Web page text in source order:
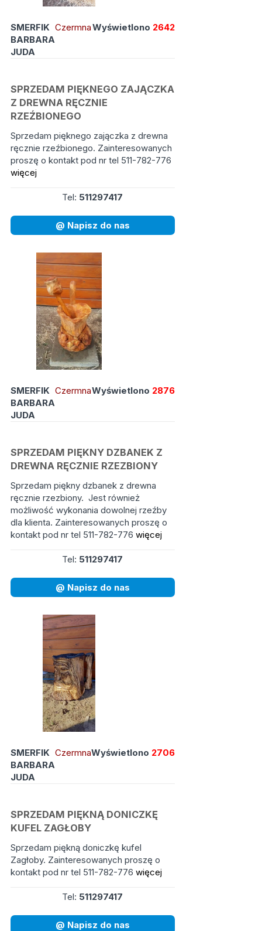
SMERFIK
BARBARA
JUDA
CzermnaWyświetlono 2642
SPRZEDAM PIĘKNEGO ZAJĄCZKA
Z DREWNA RĘCZNIE
RZEŹBIONEGO
Sprzedam pięknego zajączka z drewna
ręcznie rzeźbionego. Zainteresowanych
proszę o kontakt pod nr tel 511-782-776
więcej
Tel: 511297417
@ Napisz do nas
SMERFIK
BARBARA
JUDA
CzermnaWyświetlono 2876
SPRZEDAM PIĘKNY DZBANEK Z
DREWNA RĘCZNIE RZEZBIONY
Sprzedam piękny dzbanek z drewna
ręcznie rzezbiony. Jest również
możliwość wykonania dowolnej rzeźby
dla klienta. Zainteresowanych proszę o
kontakt pod nr tel 511-782-776 więcej
Tel: 511297417
@ Napisz do nas
SMERFIK
BARBARA
JUDA
CzermnaWyświetlono 2706
SPRZEDAM PIĘKNĄ DONICZKĘ
KUFEL ZAGŁOBY
Sprzedam piękną doniczkę kufel
Zagłoby. Zainteresowanych proszę o
kontakt pod nr tel 511-782-776 więcej
Tel: 511297417
@ Napisz do nas